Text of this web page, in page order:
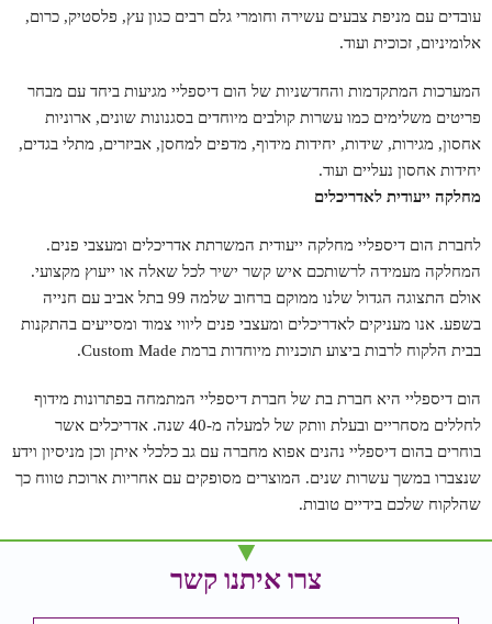
עובדים עם מניפת צבעים עשירה וחומרי גלם רבים כגון עץ, פלסטיק, כרום,
אלומיניום, זכוכית ועוד.
המערכות המתקדמות והחדשניות של הום דיספליי מגיעות ביחד עם מבחר
פריטים משלימים כמו עשרות קולבים מיוחדים בסגנונות שונים, ארוניות
אחסון, מגירות, שידות, יחידות מידוף, מדפים למחסן, אביזרים, מתלי בגדים,
יחידות אחסון נעליים ועוד.
מחלקה ייעודית לאדריכלים
לחברת הום דיספליי מחלקה ייעודית המשרתת אדריכלים ומעצבי פנים.
המחלקה מעמידה לרשותכם איש קשר ישיר לכל שאלה או ייעוץ מקצועי.
אולם התצוגה הגדול שלנו ממוקם ברחוב שלמה 99 בתל אביב עם חנייה
בשפע. אנו מעניקים לאדריכלים ומעצבי פנים ליווי צמוד ומסייעים בהתקנות
בבית הלקוח לרבות ביצוע תוכניות מיוחדות ברמת Custom Made.
הום דיספליי היא חברת בת של חברת דיספליי המתמחה בפתרונות מידוף
לחללים מסחריים ובעלת וותק של למעלה מ-40 שנה. אדריכלים אשר
בוחרים בהום דיספליי נהנים אפוא מחברה עם גב כלכלי איתן וכן מניסיון וידע
שנצברו במשך עשרות שנים. המוצרים מסופקים עם אחריות ארוכת טווח כך
שהלקוח שלכם בידיים טובות.
צרו איתנו קשר